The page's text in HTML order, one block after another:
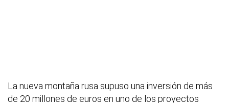
La nueva montaña rusa supuso una inversión de más
de 20 millones de euros en uno de los proyectos